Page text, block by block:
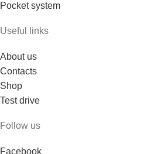
Pocket system
Useful links
About us
Contacts
Shop
Test drive
Follow us
Facebook